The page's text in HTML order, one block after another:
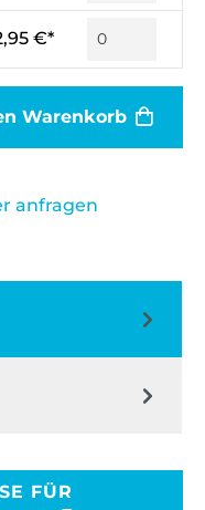
€*
Warenkorb
anfragen
FÜR